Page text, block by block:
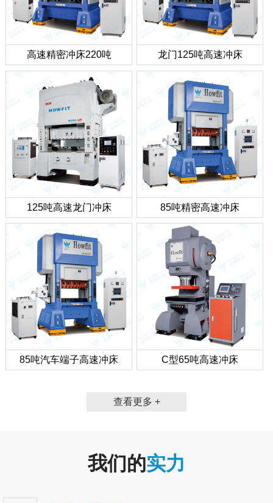
高速精密冲床220吨 龙门125吨高速冲床
125吨高速龙门冲床 85吨精密高速冲床
85吨汽车端子高速冲床 C型65吨高速冲床
查看更多 +
我们的实力